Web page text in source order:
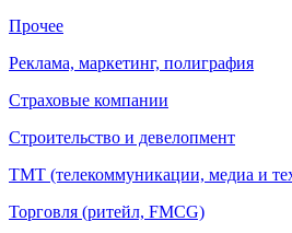
Прочее
Реклама, маркетинг, полиграфия
Страховые компании
Строительство и девелопмент
ТМТ (телекоммуникации, медиа и
Торговля (ритейл, FMCG)